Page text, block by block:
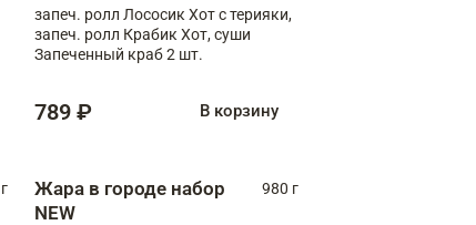
запеч. ролл Лососик Хот с терияки,
запеч. ролл Крабик Хот, суши
Запеченный краб 2 шт.
789 ₽ В корзину
Жара в городе набор
NEW
980 г